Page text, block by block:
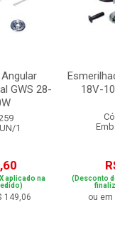
GWS 28-
1
aplicado na
149,06
18V-
(Desconto
ou em